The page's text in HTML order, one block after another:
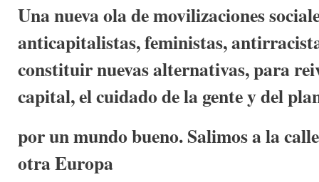
Una nueva ola de movilizaciones
anticapitalistas, feministas,
constituir nuevas alternativas, para
capital, el cuidado de la gente y del
por un mundo bueno. Salimos a la
otra Europa